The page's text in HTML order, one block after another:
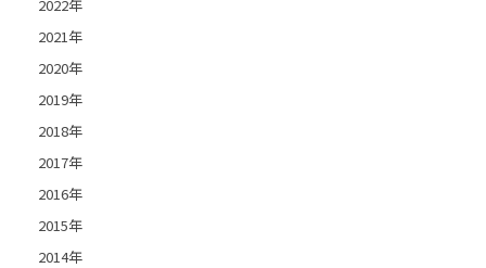
2022年
2021年
2020年
2019年
2018年
2017年
2016年
2015年
2014年